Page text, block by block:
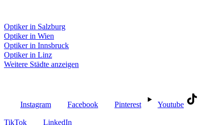
Optiker in Salzburg
Optiker in Wien
Optiker in Innsbruck
Optiker in Linz
Weitere Städte anzeigen
Instagram Facebook Pinterest Youtube
TikTok LinkedIn